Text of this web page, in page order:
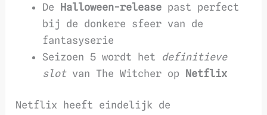
De Halloween-release past perfect
bij de donkere sfeer van de
fantasyserie
Seizoen 5 wordt het definitieve
slotvan The Witcher op Netflix
Netflix heeft eindelijk de